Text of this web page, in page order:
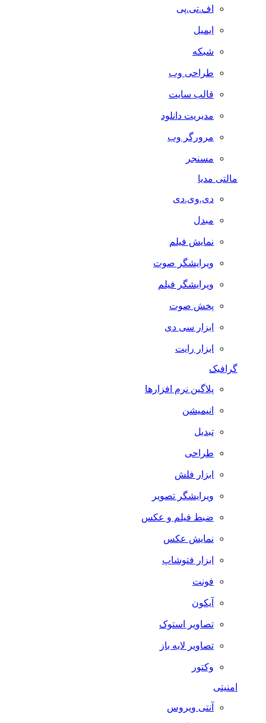
اف.تی.پی
ایمیل
شبکه
طراحی وب
قالب سایت
مدیریت دانلود
مرورگر وب
مسنجر
مالتی مدیا
دی.وی.دی
مبدل
نمایش فیلم
ویرایشگر صوت
ویرایشگر فیلم
پخش صوت
ابزار سی دی
ابزار رایت
گرافیک
پلاگین نرم افزارها
انیمیشن
تبدیل
طراحی
ابزار فلش
ویرایشگر تصویر
ضبط فيلم و عكس
نمایش عکس
ابزار فتوشاپ
فونت
آیکون
تصاویر استوک
تصاویر لایه باز
وکتور
آنتی ویروس